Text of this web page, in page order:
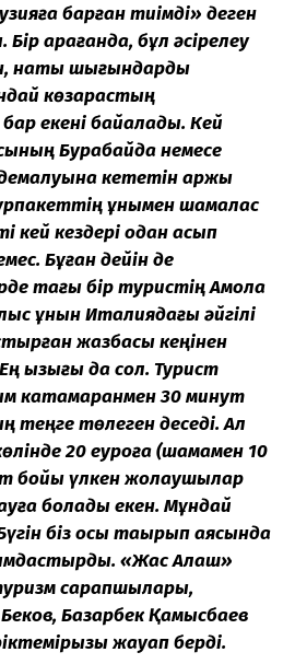
барған тиімді» деген
қарағанда, бұл әсірелеу
нақты шығындарды
көзқарастың
екені байқалады. Кей
Бурабайда немесе
кететін қаржы
құнымен шамалас
кей кездері одан асып
Бұған дейін де
тағы бір туристің Ақмола
құнын Италиядағы әйгілі
жазбасы кеңінен
қызығы да сол. Турист
катамаранмен 30 минут
теңге төлеген деседі. Ал
20 еуроға (шамамен 10
бойы үлкен жолаушылар
болады екен. Мұндай
біз осы тақырып аясында
«Жас Алаш»
сарапшылары,
Базарбек Қамысбаев
жауап берді.